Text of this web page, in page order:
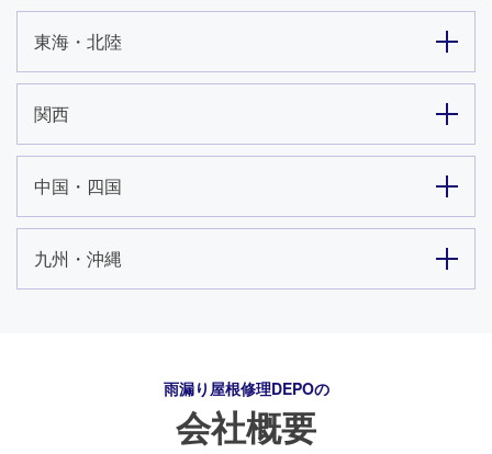
東海・北陸
関西
中国・四国
九州・沖縄
雨漏り屋根修理DEPOの
会社概要